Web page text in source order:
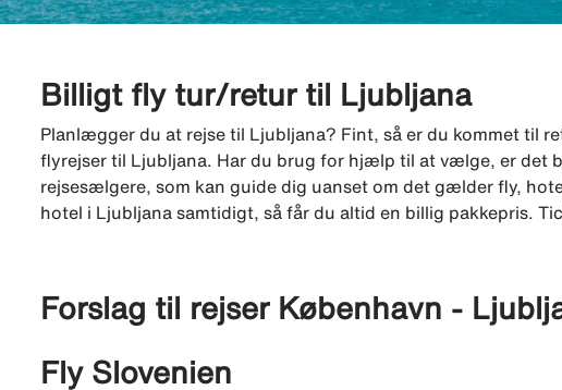
Billigt fly tur/retur til Ljubljana
Planlægger du at rejse til Ljubljana? Fint, så er du kommet til
flyrejser til Ljubljana. Har du brug for hjælp til at vælge, er det
rejsesælgere, som kan guide dig uanset om det gælder fly,
hotel i Ljubljana samtidigt, så får du altid en billig pakkepris.
Forslag til rejser København -
Fly Slovenien